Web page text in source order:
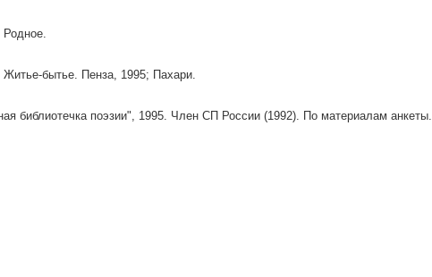
Родное.
Житье-бытье. Пенза, 1995; Пахари.
библиотечка поэзии", 1995. Член СП России (1992). По материалам анкеты.